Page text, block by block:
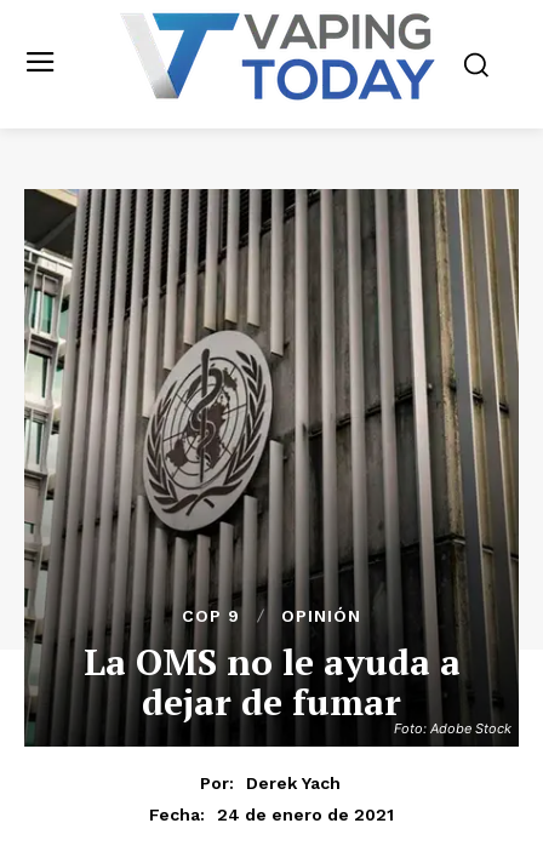
Foto: Adobe Stock
COP 9 OPINIÓN
La OMS no le ayuda a
dejar de fumar
Por:
Derek Yach
Fecha:
24 de enero de 2021